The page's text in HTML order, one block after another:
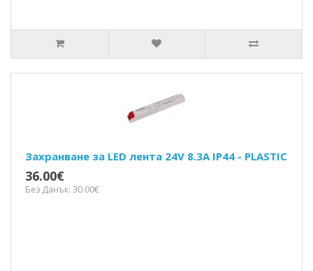
Захранване за LED лента 24V 8.3A IP44 - PLASTIC
36.00€
Без Данък: 30.00€